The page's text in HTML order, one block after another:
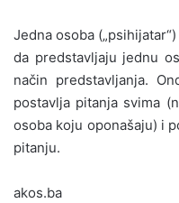
Jedna osoba
da predstavljaju jednu
način predstavljanja.
postavlja pitanja svima
osoba koju oponašaju) i
pitanju.
akos.ba